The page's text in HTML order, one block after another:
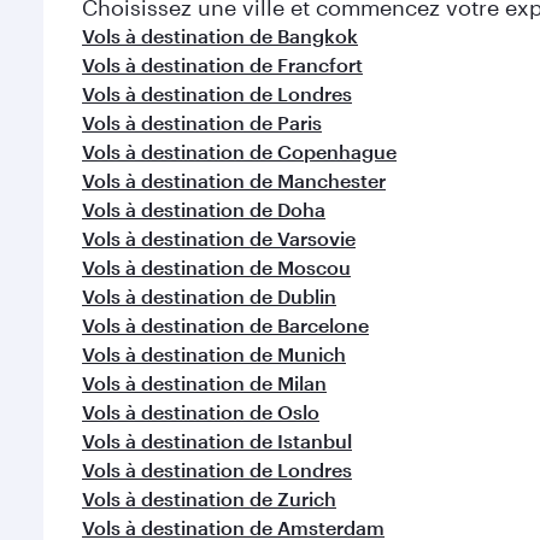
Choisissez une ville et commencez votre
Vols à destination de Bangkok
Vols à destination de Francfort
Vols à destination de Londres
Vols à destination de Paris
Vols à destination de Copenhague
Vols à destination de Manchester
Vols à destination de Doha
Vols à destination de Varsovie
Vols à destination de Moscou
Vols à destination de Dublin
Vols à destination de Barcelone
Vols à destination de Munich
Vols à destination de Milan
Vols à destination de Oslo
Vols à destination de Istanbul
Vols à destination de Londres
Vols à destination de Zurich
Vols à destination de Amsterdam